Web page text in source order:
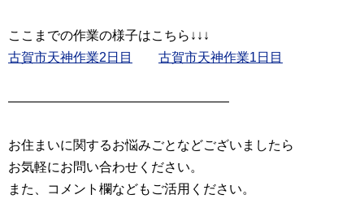
古賀市天神作業2日目
古賀市天神作業1日目
―――――――――――――――――
お住まいに関するお悩みごとなどございましたら
お気軽にお問い合わせください。
また、コメント欄などもご活用ください。